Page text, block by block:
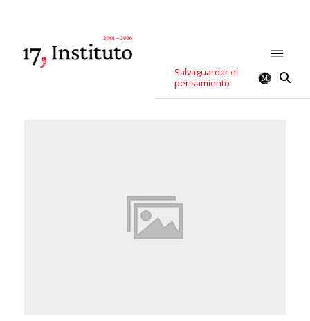
Salvaguardar el
pensamiento